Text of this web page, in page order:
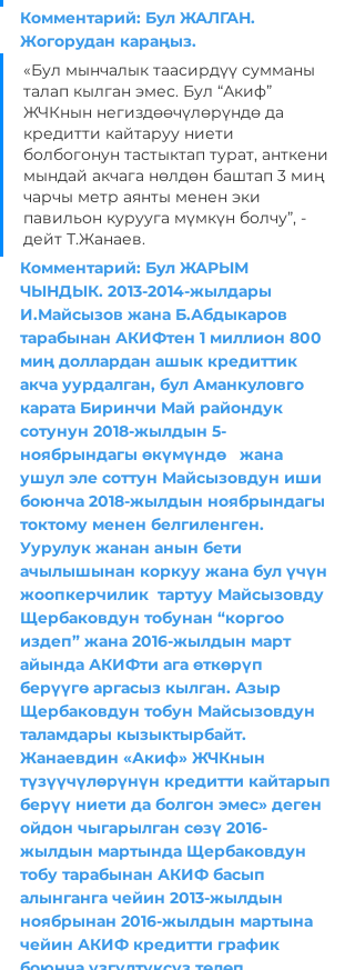
Комментарий: Бул ЖАЛГАН.
Жогорудан караңыз.
«Бул мынчалык таасирдүү сумманы
талап кылган эмес. Бул “Акиф”
ЖЧКнын негиздөөчүлөрүндө да
кредитти кайтаруу ниети
болбогонун тастыктап турат, анткени
мындай акчага нөлдөн баштап 3 миң
чарчы метр аянты менен эки
павильон курууга мүмкүн болчу”, -
дейт Т.Жанаев.
Комментарий: Бул ЖАРЫМ
ЧЫНДЫК. 2013-2014-жылдары
И.Майсызов жана Б.Абдыкаров
тарабынан АКИФтен 1 миллион 800
миң доллардан ашык кредиттик
акча уурдалган, бул Аманкуловго
карата Биринчи Май райондук
сотунун 2018-жылдын 5-
ноябрындагы өкүмүндө   жана
ушул эле соттун Майсызовдун иши
боюнча 2018-жылдын ноябрындагы
токтому менен белгиленген.
Уурулук жанан анын бети
ачылышынан коркуу жана бул үчүн
жоопкерчилик  тартуу Майсызовду
Щербаковдун тобунан “коргоо
издеп” жана 2016-жылдын март
айында АКИФти ага өткөрүп
берүүгө аргасыз кылган. Азыр
Щербаковдун тобун Майсызовдун
таламдары кызыктырбайт.
Жанаевдин «Акиф» ЖЧКнын
түзүүчүлөрүнүн кредитти кайтарып
берүү ниети да болгон эмес» деген
ойдон чыгарылган сөзү 2016-
жылдын мартында Щербаковдун
тобу тарабынан АКИФ басып
алынганга чейин 2013-жылдын
ноябрынан 2016-жылдын мартына
чейин АКИФ кредитти график